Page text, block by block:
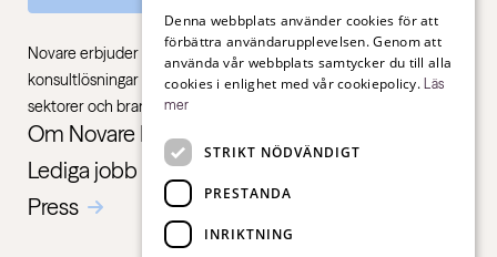
Novare erbjuder specialistkompetens inom rekrytering,
konsultlösningar och ledarskapsutbildningar, gentemot alla
sektorer och branscher – från första jobb till chefsnivå.
Om Novare Interim & Recruitment
Lediga jobb
Press
Denna webbplats använder cookies för att
förbättra användarupplevelsen. Genom att
använda vår webbplats samtycker du till alla
cookies i enlighet med vår cookiepolicy. Läs
mer
STRIKT NÖDVÄNDIGT
PRESTANDA
INRIKTNING